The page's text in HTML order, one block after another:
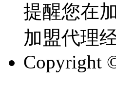
提醒您在
加盟代理
Copyright